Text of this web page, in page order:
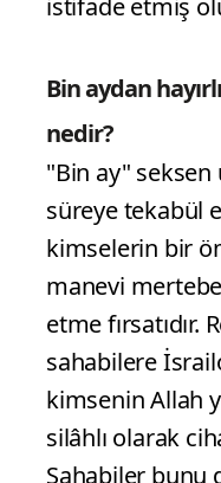
istifade etmiş
Bin aydan
nedir?
"Bin ay" seksen
süreye tekabül
kimselerin bir
manevi
etme fırsatıdır.
sahabilere
kimsenin Allah
silâhlı olarak
Sahabiler bunu